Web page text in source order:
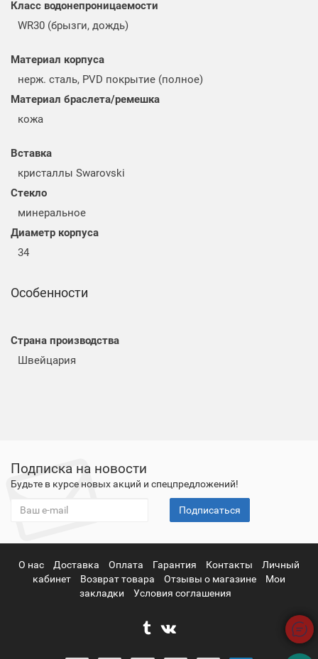
Класс водонепроницаемости
WR30 (брызги, дождь)
Материал корпуса
нерж. сталь, PVD покрытие (полное)
Материал браслета/ремешка
кожа
Вставка
кристаллы Swarovski
Стекло
минеральное
Диаметр корпуса
34
Особенности
Страна производства
Швейцария
Подписка на новости
Будьте в курсе новых акций и спецпредложений!
Подписаться
О нас Доставка Оплата Гарантия Контакты
Личный
кабинет
Возврат товара Отзывы о магазине
Мои
закладки
Условия соглашения